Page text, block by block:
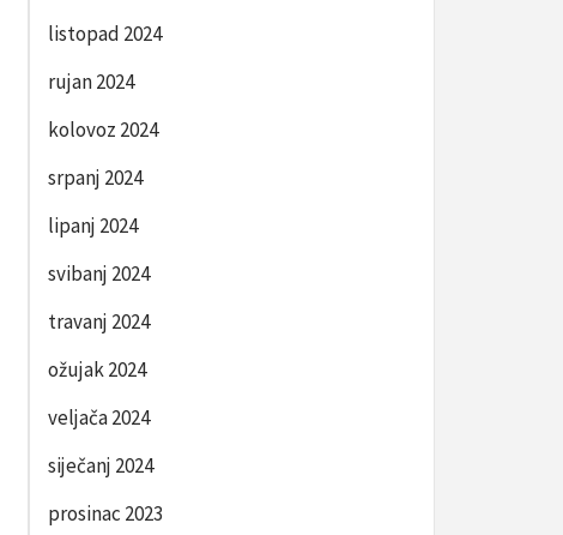
listopad 2024
rujan 2024
kolovoz 2024
srpanj 2024
lipanj 2024
svibanj 2024
travanj 2024
ožujak 2024
veljača 2024
siječanj 2024
prosinac 2023